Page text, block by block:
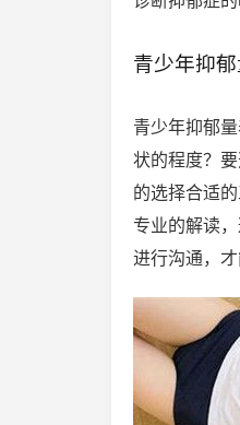
青少年抑
青少年抑郁
状的程度？
的选择合适
专业的解读
进行沟通，